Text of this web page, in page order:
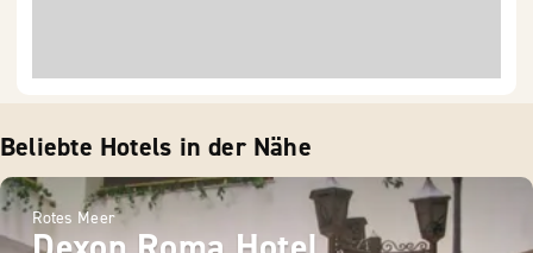
Beliebte Hotels in der Nähe
Rotes Meer